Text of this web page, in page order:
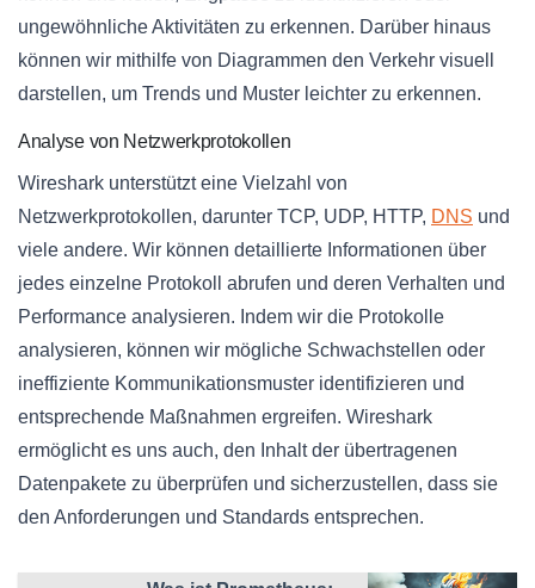
ungewöhnliche Aktivitäten zu erkennen. Darüber hinaus
können wir mithilfe von Diagrammen den Verkehr visuell
darstellen, um Trends und Muster leichter zu erkennen.
Analyse von Netzwerkprotokollen
Wireshark unterstützt eine Vielzahl von
Netzwerkprotokollen, darunter TCP, UDP, HTTP, DNS und
viele andere. Wir können detaillierte Informationen über
jedes einzelne Protokoll abrufen und deren Verhalten und
Performance analysieren. Indem wir die Protokolle
analysieren, können wir mögliche Schwachstellen oder
ineffiziente Kommunikationsmuster identifizieren und
entsprechende Maßnahmen ergreifen. Wireshark
ermöglicht es uns auch, den Inhalt der übertragenen
Datenpakete zu überprüfen und sicherzustellen, dass sie
den Anforderungen und Standards entsprechen.